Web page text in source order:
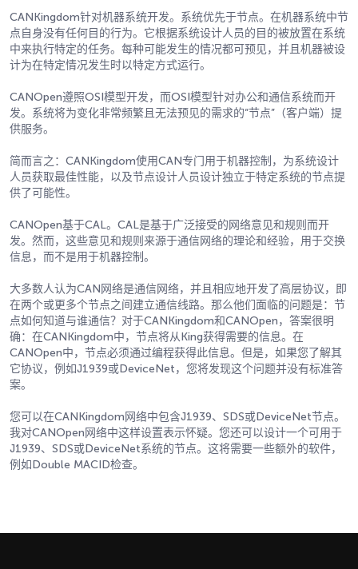
CANKingdom针对机器系统开发。系统优先于节点。在机器系统中节
点自身没有任何目的行为。它根据系统设计人员的目的被放置在系统
中来执行特定的任务。每种可能发生的情况都可预见，并且机器被设
计为在特定情况发生时以特定方式运行。
CANOpen遵照OSI模型开发，而OSI模型针对办公和通信系统而开
发。系统将为变化非常频繁且无法预见的需求的“节点”（客户端）提
供服务。
简而言之：CANKingdom使用CAN专门用于机器控制，为系统设计
人员获取最佳性能，以及节点设计人员设计独立于特定系统的节点提
供了可能性。
CANOpen基于CAL。CAL是基于广泛接受的网络意见和规则而开
发。然而，这些意见和规则来源于通信网络的理论和经验，用于交换
信息，而不是用于机器控制。
大多数人认为CAN网络是通信网络，并且相应地开发了高层协议，即
在两个或更多个节点之间建立通信线路。那么他们面临的问题是：节
点如何知道与谁通信？对于CANKingdom和CANOpen，答案很明
确：在CANKingdom中，节点将从King获得需要的信息。在
CANOpen中，节点必须通过编程获得此信息。但是，如果您了解其
它协议，例如J1939或DeviceNet，您将发现这个问题并没有标准答
案。
您可以在CANKingdom网络中包含J1939、SDS或DeviceNet节点。
我对CANOpen网络中这样设置表示怀疑。您还可以设计一个可用于
J1939、SDS或DeviceNet系统的节点。这将需要一些额外的软件，
例如Double MACID检查。